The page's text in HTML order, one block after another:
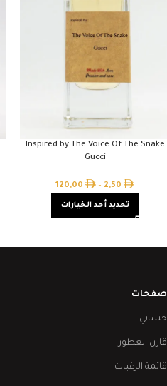
Inspired by The Voice Of The Snake
Gucci
2,50
–
120,00
تحديد أحد الخيارات
صفحات
حسابي
قارن العطور
قائمة الرغبات